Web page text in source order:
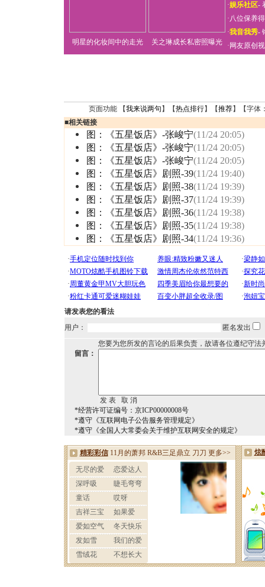
明星的化妆间中的走光 关之琳成长私密照曝光
·娱乐社区-
·八位保养
·我音我秀-
· 网友原创
页面功能 【我来说两句 】【热点排行】【推荐】【字体
■相关链接
图：《五星饭店》-张峻宁(11/24 20:05)
图：《五星饭店》-张峻宁(11/24 20:05)
图：《五星饭店》-张峻宁(11/24 20:05)
图：《五星饭店》剧照-39(11/24 19:40)
图：《五星饭店》剧照-38(11/24 19:39)
图：《五星饭店》剧照-37(11/24 19:39)
图：《五星饭店》剧照-36(11/24 19:38)
图：《五星饭店》剧照-35(11/24 19:38)
图：《五星饭店》剧照-34(11/24 19:36)
请发表您的看法
用户：
匿名发出
您要为您所发的言论的后果负责，故请各位遵纪守法
留言：
*经营许可证编号：京ICP00000008号
*遵守《互联网电子公告服务管理规定》
*遵守《全国人大常委会关于维护互联网安全的规定》